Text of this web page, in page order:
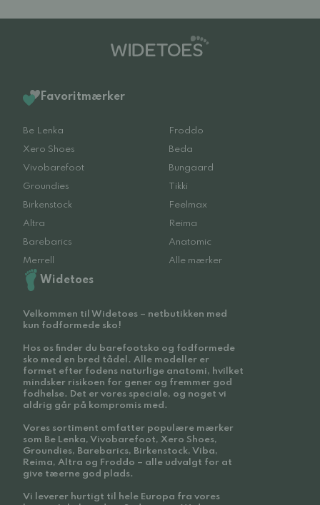
Favoritmærker
Be Lenka
Froddo
Xero Shoes
Beda
Vivobarefoot
Bungaard
Groundies
Tikki
Birkenstock
Feelmax
Altra
Reima
Barebarics
Anatomic
Merrell
Alle mærker
Widetoes
Velkommen til Widetoes – netbutikken med
kun fodformede sko!
Hos os finder du barefootsko og fodformede
sko med en bred tådel. Alle modeller er
formet efter fodens naturlige anatomi, hvilket
mindsker risikoen for gener og fremmer god
fodhelse. Det er vores speciale, og noget vi
aldrig går på kompromis med.
Vores sortiment omfatter populære mærker
som Be Lenka, Vivobarefoot, Xero Shoes,
Groundies, Barebarics, Birkenstock, Viba,
Reima, Altra og Froddo – alle udvalgt for at
give tæerne god plads.
Vi leverer hurtigt til hele Europa fra vores